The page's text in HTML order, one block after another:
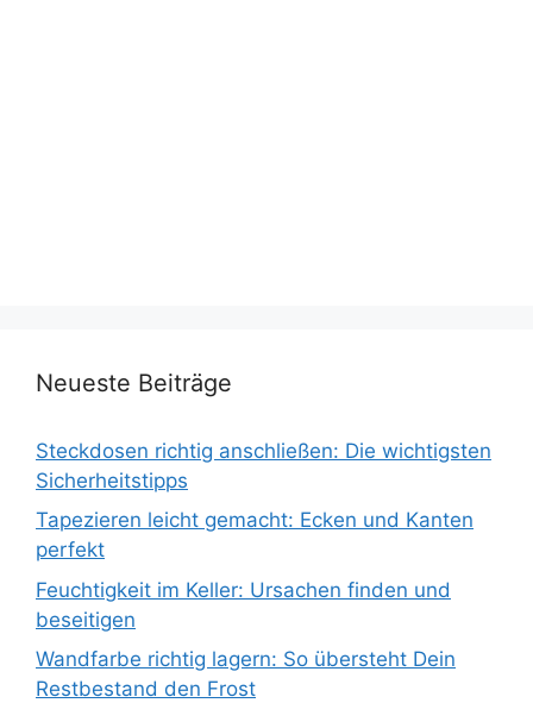
Neueste Beiträge
Steckdosen richtig anschließen: Die wichtigsten
Sicherheitstipps
Tapezieren leicht gemacht: Ecken und Kanten
perfekt
Feuchtigkeit im Keller: Ursachen finden und
beseitigen
Wandfarbe richtig lagern: So übersteht Dein
Restbestand den Frost